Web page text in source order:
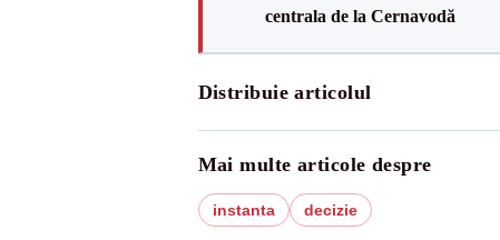
centrala de la Cernavodă
Distribuie articolul
Mai multe articole despre
instanta decizie